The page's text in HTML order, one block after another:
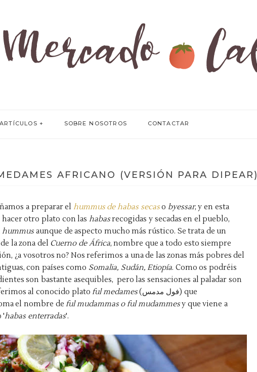
ARTÍCULOS SOBRE NOSOTROS CONTACTAR
AFRICANO (VERSIÓN PARA DIPEAR)
a preparar el hummus de habas secaso byessar, y en esta
otro plato con las habasrecogidas y secadas en el pueblo,
hummusaunque de aspecto mucho más rústico. Se trata de un
la zona del Cuerno de África, nombre que a todo esto siempre
¿a vosotros no? Nos referimos a una de las zonas más pobres del
con países como Somalia, Sudán, Etiopía. Como os podréis
son bastante asequibles, pero las sensaciones al paladar son
al conocido platoful medames(فول مدمس) que
el nombre de ful mudammas o ful mudammesy que viene a
'habas enterradas'.